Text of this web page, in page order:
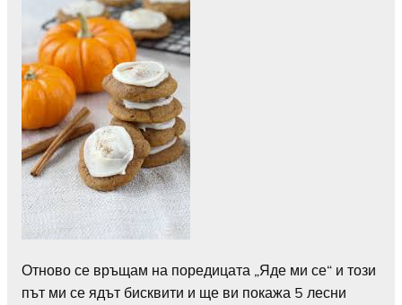
Отново се връщам на поредицата „Яде ми се“ и този
път ми се ядът бисквити и ще ви покажа 5 лесни